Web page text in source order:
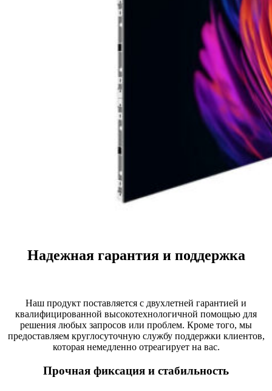
Надежная гарантия и поддержка
Наш продукт поставляется с двухлетней гарантией и
квалифицированной высокотехнологичной помощью для
решения любых запросов или проблем. Кроме того, мы
предоставляем круглосуточную службу поддержки клиентов,
которая немедленно отреагирует на вас.
Прочная фиксация и стабильность